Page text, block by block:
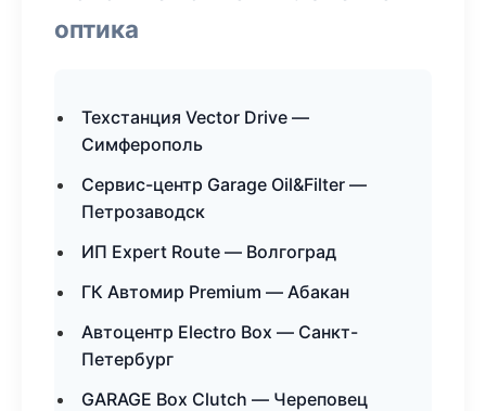
оптика
Техстанция Vector Drive —
Симферополь
Сервис-центр Garage Oil&Filter —
Петрозаводск
ИП Expert Route — Волгоград
ГК Автомир Premium — Абакан
Автоцентр Electro Box — Санкт-
Петербург
GARAGE Box Clutch — Череповец